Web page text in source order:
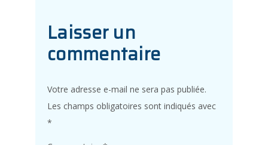
Laisser un
commentaire
Votre adresse e-mail ne sera pas publiée.
Les champs obligatoires sont indiqués avec
*